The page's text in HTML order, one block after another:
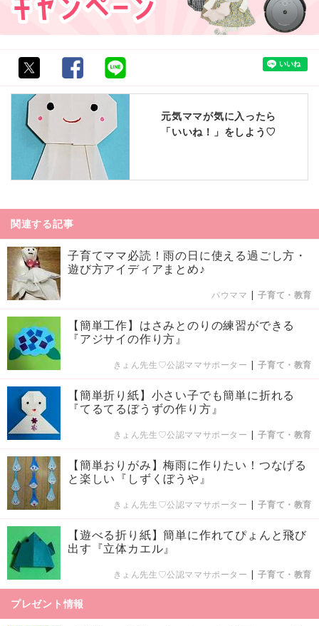
元気ママが気に入ったら
「いいね！」をしよう♡
関連する記事
子育てママ必読！雨の日に使える過ごし方・
遊び方アイディアまとめ♪
パウママ |子育て・教育
【簡単工作】はさみとのりの練習ができる
『アジサイの作り方』
きょん先生♡公認ママサポーター |子育て・教育
【簡単折り紙】小さい子でも簡単に折れる
『てるてるぼうずの作り方』
きょん先生♡公認ママサポーター |子育て・教育
【簡単おりがみ】梅雨に作りたい！つなげる
と楽しい『しずくぼうや』
きょん先生♡公認ママサポーター |子育て・教育
【遊べる折り紙】簡単に作れてぴょんと飛び
出す『立体カエル』
きょん先生♡公認ママサポーター |子育て・教育
プレゼント情報